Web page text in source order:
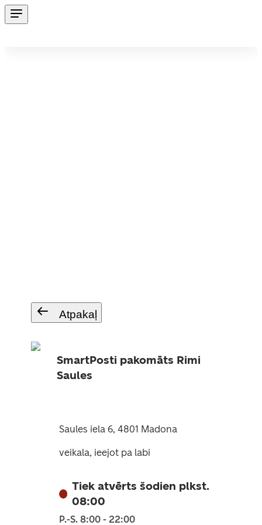
Atpakaļ
SmartPosti pakomāts Rimi
Saules
Saules iela 6, 4801 Madona
veikala, ieejot pa labi
Tiek atvērts šodien plkst.
08:00
P.-S. 8:00 - 22:00